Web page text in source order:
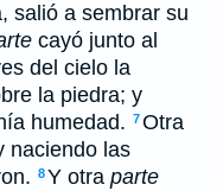
salió a sembrar su
cayó junto al
del cielo la
la piedra; y
humedad. 7Otra
naciendo las
8Y otra parte